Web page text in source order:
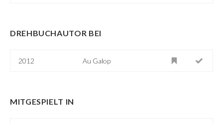
DREHBUCHAUTOR BEI
2012 Au Galop
MITGESPIELT IN